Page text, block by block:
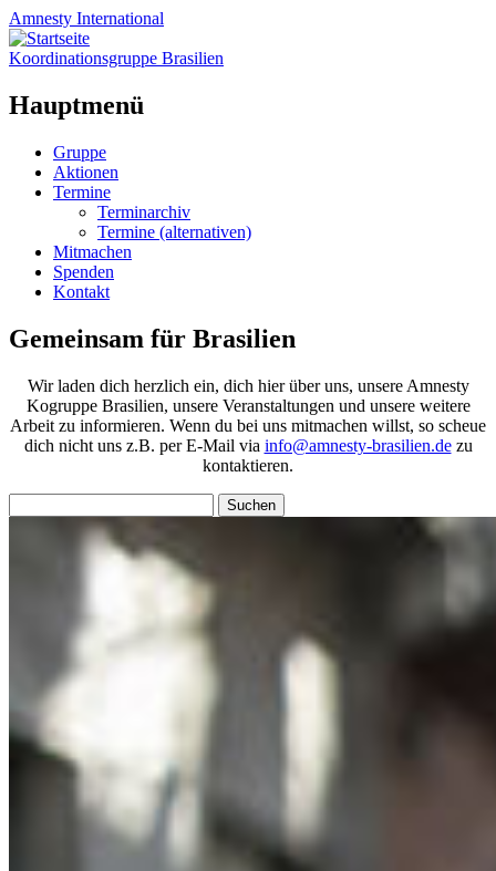
Amnesty International
Koordinationsgruppe Brasilien
Hauptmenü
Zum
Inhalt
springen
Gruppe
Aktionen
Termine
Terminarchiv
Termine (alternativen)
Mitmachen
Spenden
Kontakt
Gemeinsam für Brasilien
Wir laden dich herzlich ein, dich hier über uns, unsere Amnesty
Kogruppe Brasilien, unsere Veranstaltungen und unsere weitere
Arbeit zu informieren. Wenn du bei uns mitmachen willst, so scheue
dich nicht uns z.B. per E-Mail via info@amnesty-brasilien.dezu
kontaktieren.
nach: